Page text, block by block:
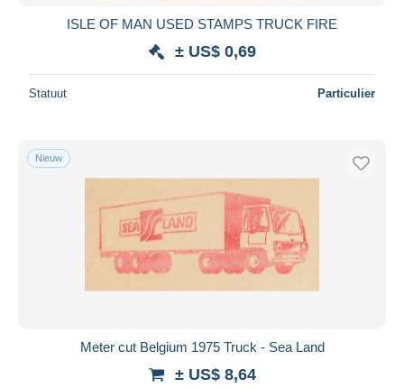
ISLE OF MAN USED STAMPS TRUCK FIRE
± US$ 0,69
Statuut Particulier
Nieuw
Meter cut Belgium 1975 Truck - Sea Land
± US$ 8,64